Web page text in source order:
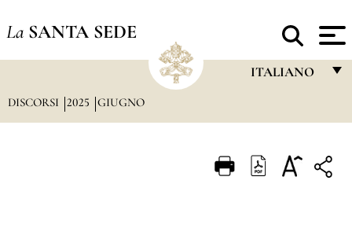
La SANTA SEDE
ITALIANO
ITALIANO
DISCORSI 2025 GIUGNO